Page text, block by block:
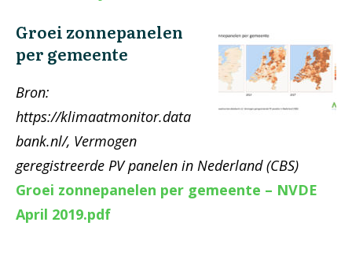
Groei zonnepanelen
per gemeente
Bron:
https://klimaatmonitor.data
bank.nl/, Vermogen
geregistreerde PV panelen in Nederland (CBS)
Groei zonnepanelen per gemeente – NVDE
April 2019.pdf